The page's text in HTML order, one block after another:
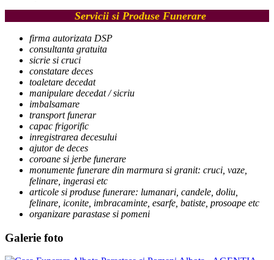
Servicii si Produse Funerare
firma autorizata DSP
consultanta gratuita
sicrie si cruci
constatare deces
toaletare decedat
manipulare decedat / sicriu
imbalsamare
transport funerar
capac frigorific
inregistrarea decesului
ajutor de deces
coroane si jerbe funerare
monumente funerare din marmura si granit: cruci, vaze,
felinare, ingerasi etc
articole si produse funerare: lumanari, candele, doliu,
felinare, iconite, imbracaminte, esarfe, batiste, prosoape etc
organizare parastase si pomeni
Galerie foto